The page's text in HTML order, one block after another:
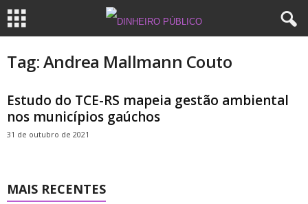
Tag: Andrea Mallmann Couto
Estudo do TCE-RS mapeia gestão ambiental
nos municípios gaúchos
31 de outubro de 2021
MAIS RECENTES